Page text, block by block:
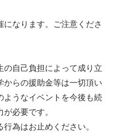
なります。ご注意くださ
の自己負担によって成り立
からの援助金等は一切頂い
ようなイベントを今後も続
必要です。
為はお止めください。